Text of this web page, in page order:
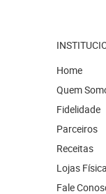
Home
Quem
Fidelidade
Parceiros
Receitas
Lojas
Fale